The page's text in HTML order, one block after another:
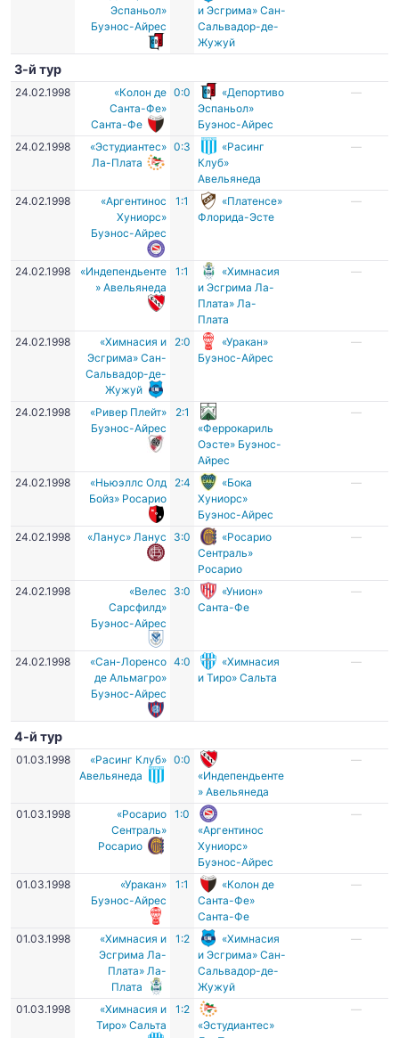
Эспаньол»
Буэнос-Айрес
и Эсгрима» Сан-
Сальвадор-де-
Жужуй
3-й тур
24.02.1998
«Колон де
Санта-Фе»
Санта-Фе
0:0
«Депортиво
Эспаньол»
Буэнос-Айрес
—
24.02.1998
«Эстудиантес»
Ла-Плата
0:3
«Расинг
Клуб»
Авельянеда
—
24.02.1998
«Аргентинос
Хуниорс»
Буэнос-Айрес
1:1
«Платенсе»
Флорида-Эсте
—
24.02.1998
«Индепендьенте
» Авельянеда
1:1
«Химнасия
и Эсгрима Ла-
Плата» Ла-
Плата
—
24.02.1998
«Химнасия и
Эсгрима» Сан-
Сальвадор-де-
Жужуй
2:0
«Уракан»
Буэнос-Айрес
—
24.02.1998
«Ривер Плейт»
Буэнос-Айрес
2:1
«Феррокариль
Оэсте» Буэнос-
Айрес
—
24.02.1998
«Ньюэллс Олд
Бойз» Росарио
2:4
«Бока
Хуниорс»
Буэнос-Айрес
—
24.02.1998 «Ланус» Ланус 3:0
«Росарио
Сентраль»
Росарио
—
24.02.1998
«Велес
Сарсфилд»
Буэнос-Айрес
3:0
«Унион»
Санта-Фе
—
24.02.1998
«Сан-Лоренсо
де Альмагро»
Буэнос-Айрес
4:0
«Химнасия
и Тиро» Сальта
—
4-й тур
01.03.1998
«Расинг Клуб»
Авельянеда
0:0
«Индепендьенте
» Авельянеда
—
01.03.1998
«Росарио
Сентраль»
Росарио
1:0
«Аргентинос
Хуниорс»
Буэнос-Айрес
—
01.03.1998
«Уракан»
Буэнос-Айрес
1:1
«Колон де
Санта-Фе»
Санта-Фе
—
01.03.1998
«Химнасия и
Эсгрима Ла-
Плата» Ла-
Плата
1:2
«Химнасия
и Эсгрима» Сан-
Сальвадор-де-
Жужуй
—
01.03.1998
«Химнасия и
Тиро» Сальта
1:2
«Эстудиантес»
—